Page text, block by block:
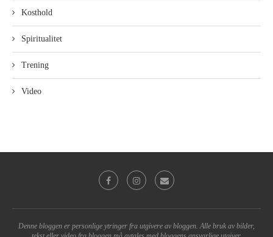
Kosthold
Spiritualitet
Trening
Video
Denne bloggen er personlige ytringer fra utgivere av bloggen. Alle bruk av bilder,